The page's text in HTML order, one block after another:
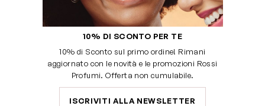
10% DI SCONTO PER TE
10% di Sconto sul primo ordine! Rimani
aggiornato con le novità e le promozioni Rossi
Profumi. Offerta non cumulabile.
ISCRIVITI ALLA NEWSLETTER